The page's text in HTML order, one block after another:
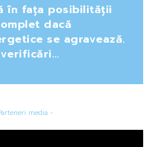
în fața posibilității
dacă
se agravează.
media -